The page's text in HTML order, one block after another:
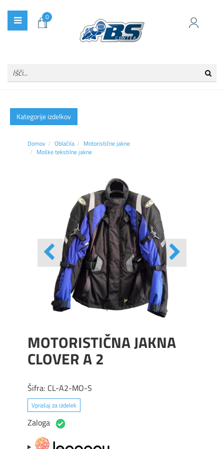
0
Kategorije izdelkov
Domov Oblačila
Motoristične jakne
Moške tekstilne jakne
MOTORISTIČNA JAKNA
CLOVER A 2
Šifra: CL-A2-MO-S
Vprašaj za izdelek
Zaloga